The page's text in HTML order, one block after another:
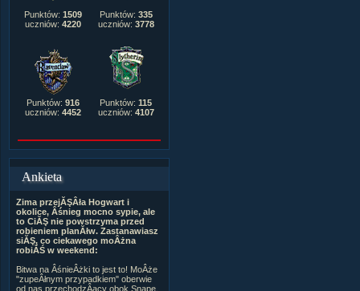
Punktów: 1509
uczniów: 4220
Punktów: 335
uczniów: 3778
Punktów: 916
uczniów: 4452
Punktów: 115
uczniów: 4107
Ankieta
Zima przejĂŞÂła Hogwart i
okolice, Âśnieg mocno sypie, ale
to CiĂŞ nie powstrzyma przed
robieniem planĂłw. Zastanawiasz
siĂŞ, co ciekawego moÂżna
robiĂŚ w weekend:
Bitwa na ÂśnieÂżki to jest to! MoÂże
"zupeÂłnym przypadkiem" oberwie
od nas przechodzÂący obok Snape.